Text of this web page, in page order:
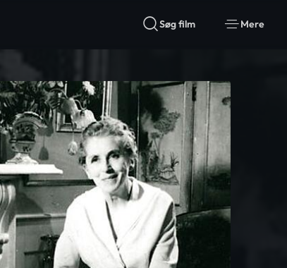
Søg film Mere